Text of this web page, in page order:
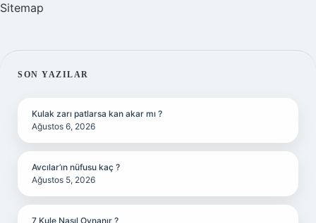
Sitemap
SIDEBAR
SON YAZILAR
Kulak zarı patlarsa kan akar mı ?
Ağustos 6, 2026
Avcılar’ın nüfusu kaç ?
Ağustos 5, 2026
7 Kule Nasıl Oynanır ?